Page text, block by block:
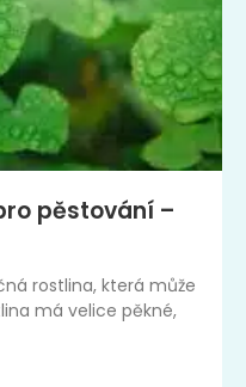
pěstování –
rostlina, která může
má velice pěkné,